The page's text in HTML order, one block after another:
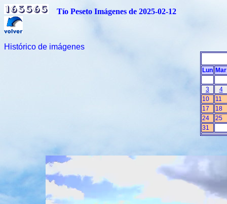
Tío Peseto Imágenes de 2025-02-12
Histórico de imágenes
Lun Mar
3
4
10
11
17
18
24
25
31